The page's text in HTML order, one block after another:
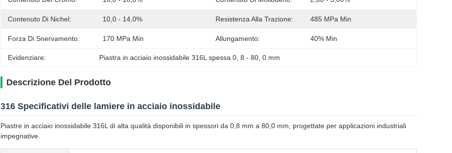
Contenuto Di Nichel: 10,0 - 14,0% Resistenza Alla Trazione: 485 MPa Min
Forza Di Snervamento: 170 MPa Min Allungamento: 40% Min
Evidenziare: Piastra in acciaio inossidabile 316L spessa 0 , 8 - 80 , 0 mm
Descrizione Del Prodotto
316 Specificativi delle lamiere in acciaio inossidabile
Piastre in acciaio inossidabile 316L di alta qualità disponibili in spessori da 0,8 mm a 80,0 mm, progettate per applicazioni industriali
impegnative.